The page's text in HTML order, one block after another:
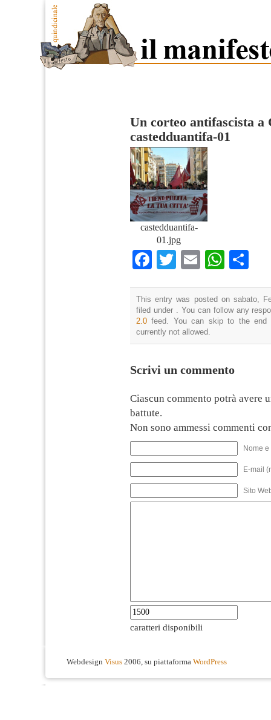
Un corteo antifascista a
castedduantifa-01
castedduantifa-
01.jpg
Facebook
TwitterEmail
This entry was posted on sabato,
filed under . You can follow any
2.0 feed. You can skip to the end
currently not allowed.
Scrivi un commento
Ciascun commento potrà avere
battute.
Non sono ammessi commenti
Nome
E-mail
Sito
caratteri disponibili
Webdesign Visus 2006, su piattaforma WordPress